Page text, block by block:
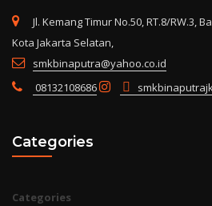
Jl. Kemang Timur No.50, RT.8/RW.3,
Kota Jakarta Selatan,
smkbinaputra@yahoo.co.id
08132108686
Categories
Categories